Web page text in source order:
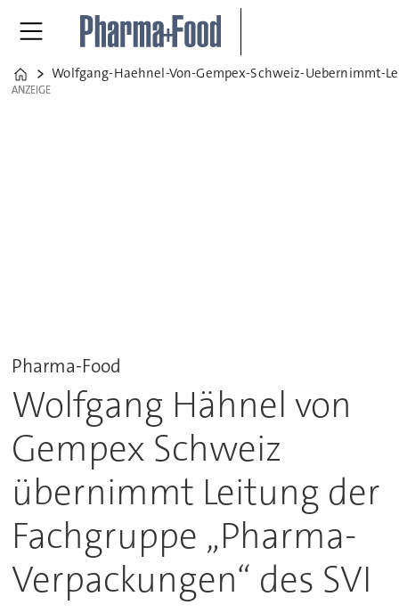
Home
Wolfgang-Haehnel-Von-Gempex-Schweiz-Uebernimmt-
ANZEIGE
ANZEIGE
Pharma-Food
Wolfgang Hähnel von
Gempex Schweiz
übernimmt Leitung der
Fachgruppe „Pharma-
Verpackungen“ des SVI